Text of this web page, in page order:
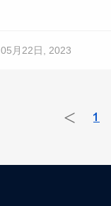
05月22日, 2023
< 1